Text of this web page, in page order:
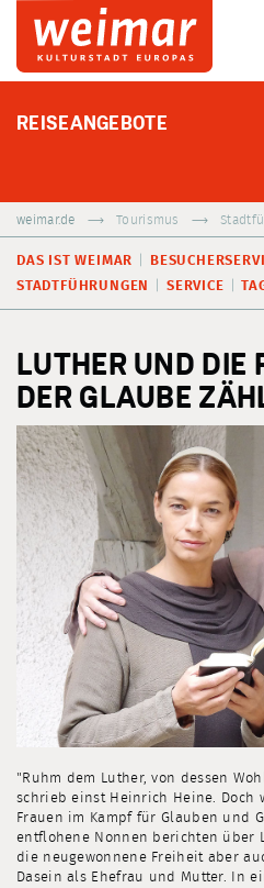
REISEANGEBOTE
weimar.de Tourismus
DAS IST WEIMAR
STADTFÜHRUNGEN
SERVICE
LUTHER UND DIE
DER GLAUBE
"Ruhm dem Luther, von dessen
schrieb einst Heinrich Heine. Doch
Frauen im Kampf für Glauben und
entflohene Nonnen berichten über
die neugewonnene Freiheit aber
Dasein als Ehefrau und Mutter. In